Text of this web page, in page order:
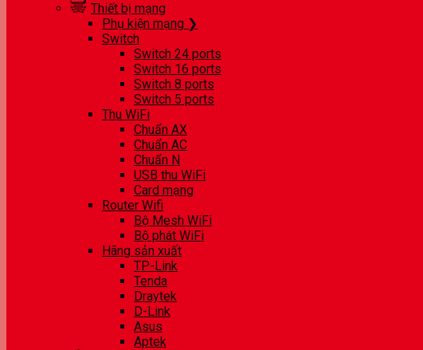
Thiết bị mạng
Phụ kiện mạng ❯
Switch
Switch 24 ports
Switch 16 ports
Switch 8 ports
Switch 5 ports
Thu WiFi
Chuẩn AX
Chuẩn AC
Chuẩn N
USB thu WiFi
Card mạng
Router Wifi
Bộ Mesh WiFi
Bộ phát WiFi
Hãng sản xuất
TP-Link
Tenda
Draytek
D-Link
Asus
Aptek